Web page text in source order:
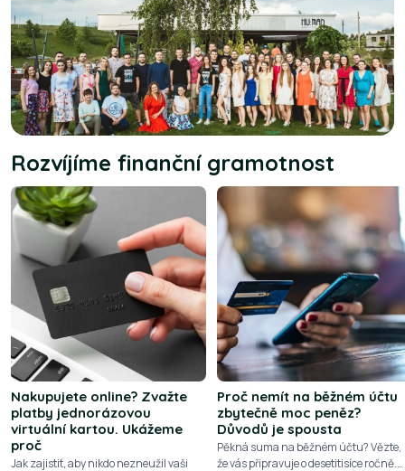
Rozvíjíme finanční gramotnost
Nakupujete online? Zvažte
platby jednorázovou
virtuální kartou. Ukážeme
proč
Jak zajistit, aby nikdo nezneužil vaši
Proč nemít na běžném účtu
zbytečně moc peněz?
Důvodů je spousta
Pěkná suma na běžném účtu? Vězte,
že vás připravuje o desetitisíce ročně.